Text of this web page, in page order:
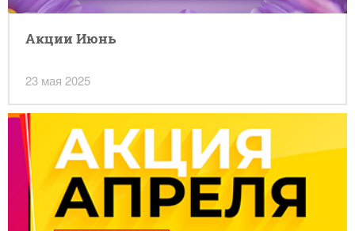
Акции Июнь
23 мая 2025